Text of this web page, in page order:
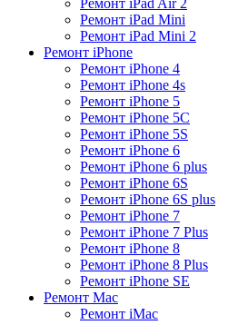
Ремонт iPad Air 2
Ремонт iPad Mini
Ремонт iPad Mini 2
Ремонт iPhone
Ремонт iPhone 4
Ремонт iPhone 4s
Ремонт iPhone 5
Ремонт iPhone 5C
Ремонт iPhone 5S
Ремонт iPhone 6
Ремонт iPhone 6 plus
Ремонт iPhone 6S
Ремонт iPhone 6S plus
Ремонт iPhone 7
Ремонт iPhone 7 Plus
Ремонт iPhone 8
Ремонт iPhone 8 Plus
Ремонт iPhone SE
Ремонт Mac
Ремонт iMac